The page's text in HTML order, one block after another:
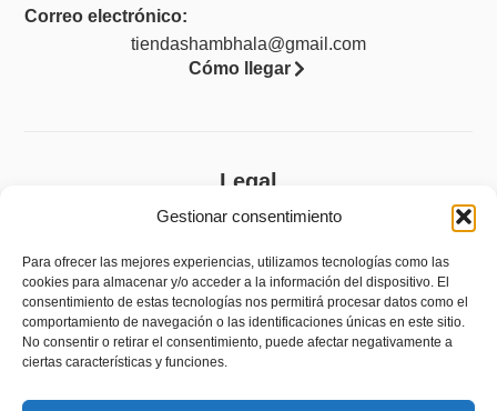
Gestionar consentimiento
Para ofrecer las mejores experiencias, utilizamos tecnologías como las
cookies para almacenar y/o acceder a la información del dispositivo. El
consentimiento de estas tecnologías nos permitirá procesar datos como el
comportamiento de navegación o las identificaciones únicas en este sitio.
No consentir o retirar el consentimiento, puede afectar negativamente a
ciertas características y funciones.
Correo electrónico:
tiendashambhala@gmail.com
Cómo llegar
Legal
Aviso legal
Política de privacidad
Política de cookies (UE)
Accesibilidad
Política de devoluciones y reembolsos